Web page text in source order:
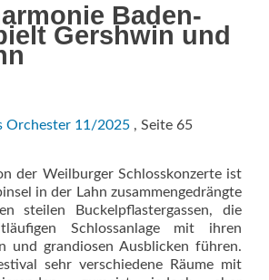
Baden-
Gershwin und
Orchester 11/2025 , Seite 65
der Weilburger Schlosskonzerte ist
in der Lahn zusammengedrängte
steilen Buckelpflastergassen, die
Schlossanlage mit ihren
und grandiosen Ausblicken führen.
sehr verschiedene Räume mit